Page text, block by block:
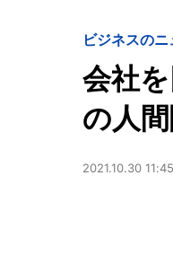
ビジネスのニ
会社
の人
2021.10.30 11:45